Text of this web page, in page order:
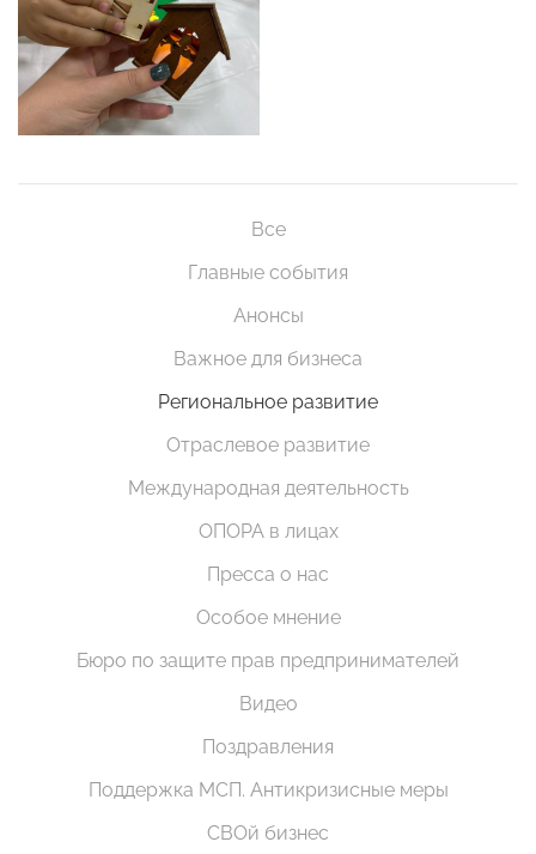
Все
Главные события
Анонсы
Важное для бизнеса
Региональное развитие
Отраслевое развитие
Международная деятельность
ОПОРА в лицах
Пресса о нас
Особое мнение
Бюро по защите прав предпринимателей
Видео
Поздравления
Поддержка МСП. Антикризисные меры
СВОй бизнес